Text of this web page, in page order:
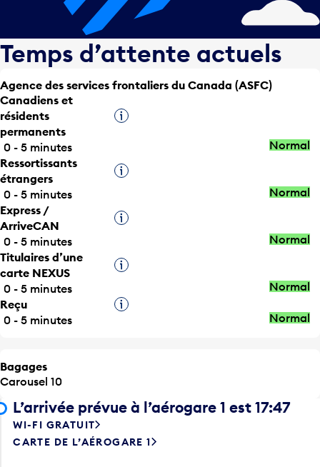
Temps d’attente actuels
Agence des services frontaliers du Canada (ASFC)
Canadiens et
résidents
permanents
0 - 5 minutes
Ressortissants
étrangers
0 - 5 minutes
Express /
ArriveCAN
0 - 5 minutes
Titulaires d’une
carte NEXUS
0 - 5 minutes
Reçu
0 - 5 minutes
Carousel 10
L’arrivée prévue à l’aérogare 1 est 17:47
WI-FI GRATUIT
CARTE DE L’AÉROGARE 1